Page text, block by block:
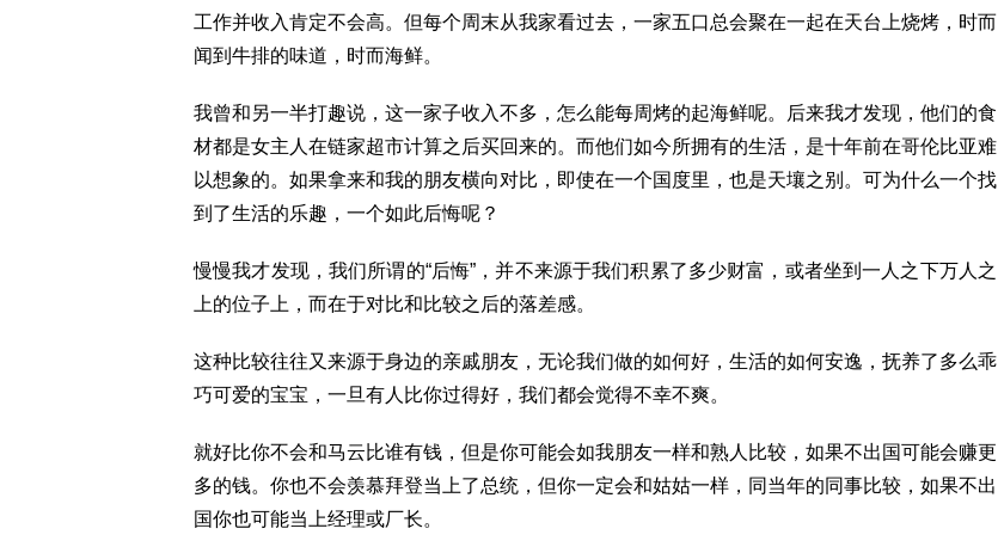
工作并收入肯定不会高。但每个周末从我家看过去，一家五口总会聚在一起在天台上烧烤，时而
闻到牛排的味道，时而海鲜。
我曾和另一半打趣说，这一家子收入不多，怎么能每周烤的起海鲜呢。后来我才发现，他们的食
材都是女主人在链家超市计算之后买回来的。而他们如今所拥有的生活，是十年前在哥伦比亚难
以想象的。如果拿来和我的朋友横向对比，即使在一个国度里，也是天壤之别。可为什么一个找
到了生活的乐趣，一个如此后悔呢？
慢慢我才发现，我们所谓的“后悔”，并不来源于我们积累了多少财富，或者坐到一人之下万人之
上的位子上，而在于对比和比较之后的落差感。
这种比较往往又来源于身边的亲戚朋友，无论我们做的如何好，生活的如何安逸，抚养了多么乖
巧可爱的宝宝，一旦有人比你过得好，我们都会觉得不幸不爽。
就好比你不会和马云比谁有钱，但是你可能会如我朋友一样和熟人比较，如果不出国可能会赚更
多的钱。你也不会羡慕拜登当上了总统，但你一定会和姑姑一样，同当年的同事比较，如果不出
国你也可能当上经理或厂长。